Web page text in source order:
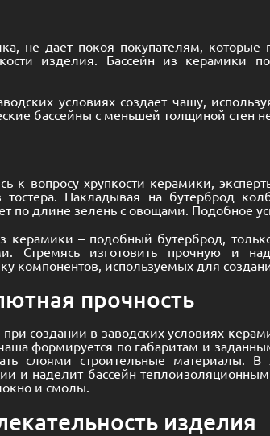
не дает покоя покупателям,
изделия. Бассейн из керамики
условиях создает чашу,
бассейны с меньшей толщиной стен
к вопросу хрупкости керамики,
тостера. Накладывая на бутерброд
по длине зелень с овощами. Подобное
керамики – подобный бутерброд,
Стремясь изготовить прочную и
компонентов, используемых для
прочность
при создании в заводских условиях
формируется по габаритам и
слоями строительные материалы.
и наделит бассейн
и смолы.
изделия